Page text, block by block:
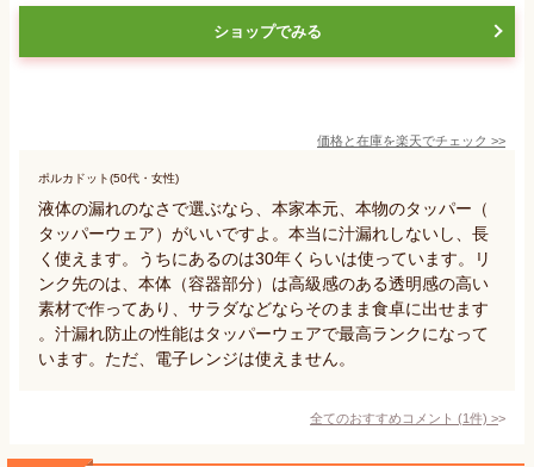
ショップでみる
価格と在庫を楽天でチェック >>
ポルカドット(50代・女性)
液体の漏れのなさで選ぶなら、本家本元、本物のタッパー（
タッパーウェア）がいいですよ。本当に汁漏れしないし、長
く使えます。うちにあるのは30年くらいは使っています。リ
ンク先のは、本体（容器部分）は高級感のある透明感の高い
素材で作ってあり、サラダなどならそのまま食卓に出せます
。汁漏れ防止の性能はタッパーウェアで最高ランクになって
います。ただ、電子レンジは使えません。
全てのおすすめコメント (1件) >